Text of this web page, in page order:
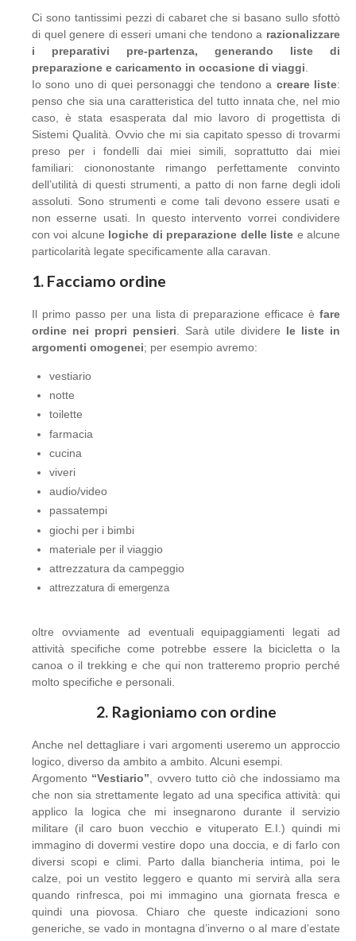
Ci sono tantissimi pezzi di cabaret che si basano sullo sfottò
di quel genere di esseri umani che tendono a razionalizzare
i preparativi pre-partenza, generando liste di
preparazione e caricamento in occasione di viaggi
Io sono uno di quei personaggi che tendono a creare liste:
penso che sia una caratteristica del tutto innata che, nel mio
caso, è stata esasperata dal mio lavoro di progettista di
Sistemi Qualità. Ovvio che mi sia capitato spesso di trovarmi
preso per i fondelli dai miei simili, soprattutto dai miei
familiari: ciononostante rimango perfettamente convinto
dell’utilità di questi strumenti, a patto di non farne degli idoli
assoluti. Sono strumenti e come tali devono essere usati e
non esserne usati. In questo intervento vorrei condividere
con voi alcune logiche di preparazione delle liste e alcune
particolarità legate specificamente alla caravan.
1. Facciamo ordine
Il primo passo per una lista di preparazione efficace è fare
ordine nei propri pensieri . Sarà utile dividere le liste in
argomenti omogenei; per esempio avremo:
vestiario
notte
toilette
farmacia
cucina
viveri
audio/video
passatempi
giochi per i bimbi
materiale per il viaggio
attrezzatura da campeggio
attrezzatura di emergenza
oltre ovviamente ad eventuali equipaggiamenti legati ad
attività specifiche come potrebbe essere la bicicletta o la
canoa o il trekking e che qui non tratteremo proprio perché
molto specifiche e personali.
2. Ragioniamo con ordine
Anche nel dettagliare i vari argomenti useremo un approccio
logico, diverso da ambito a ambito. Alcuni esempi.
Argomento “Vestiario” , ovvero tutto ciò che indossiamo ma
che non sia strettamente legato ad una specifica attività: qui
applico la logica che mi insegnarono durante il servizio
militare (il caro buon vecchio e vituperato E.I.) quindi mi
immagino di dovermi vestire dopo una doccia, e di farlo con
diversi scopi e climi. Parto dalla biancheria intima, poi le
calze, poi un vestito leggero e quanto mi servirà alla sera
quando rinfresca, poi mi immagino una giornata fresca e
quindi una piovosa. Chiaro che queste indicazioni sono
generiche, se vado in montagna d’inverno o al mare d’estate